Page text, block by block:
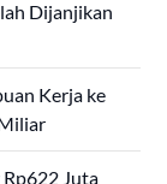
Dijanjikan
Kerja ke
Juta